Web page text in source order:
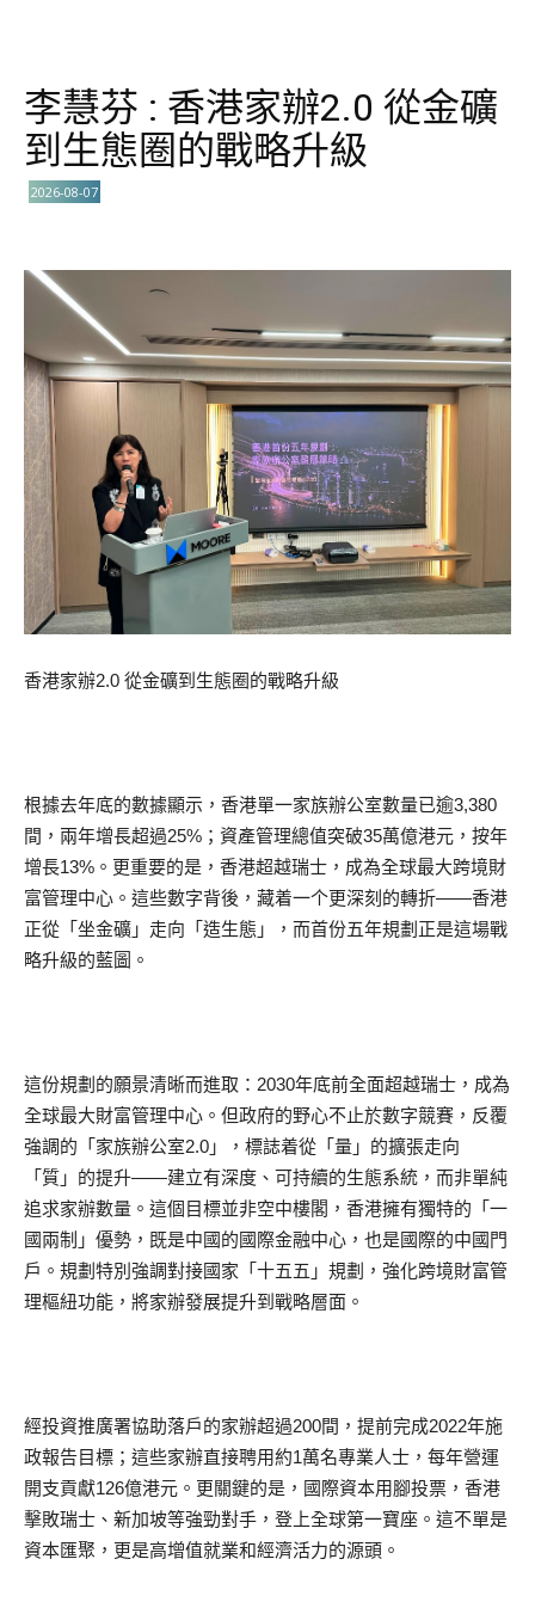
李慧芬 : 香港家辦2.0 從金礦
到生態圈的戰略升級
2026-08-07
香港家辦2.0 從金礦到生態圈的戰略升級
根據去年底的數據顯示，香港單一家族辦公室數量已逾3,380
間，兩年增長超過25%；資產管理總值突破35萬億港元，按年
增長13%。更重要的是，香港超越瑞士，成為全球最大跨境財
富管理中心。這些數字背後，藏着一个更深刻的轉折——香港
正從「坐金礦」走向「造生態」，而首份五年規劃正是這場戰
略升級的藍圖。
這份規劃的願景清晰而進取：2030年底前全面超越瑞士，成為
全球最大財富管理中心。但政府的野心不止於數字競賽，反覆
強調的「家族辦公室2.0」，標誌着從「量」的擴張走向
「質」的提升——建立有深度、可持續的生態系統，而非單純
追求家辦數量。這個目標並非空中樓閣，香港擁有獨特的「一
國兩制」優勢，既是中國的國際金融中心，也是國際的中國門
戶。規劃特別強調對接國家「十五五」規劃，強化跨境財富管
理樞紐功能，將家辦發展提升到戰略層面。
經投資推廣署協助落戶的家辦超過200間，提前完成2022年施
政報告目標；這些家辦直接聘用約1萬名專業人士，每年營運
開支貢獻126億港元。更關鍵的是，國際資本用腳投票，香港
擊敗瑞士、新加坡等強勁對手，登上全球第一寶座。這不單是
資本匯聚，更是高增值就業和經濟活力的源頭。